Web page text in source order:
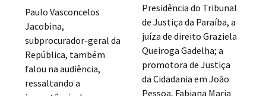
Paulo Vasconcelos
Jacobina,
subprocurador-geral da
República, também
falou na audiência,
ressaltando a
Presidência do Tribunal
de Justiça da Paraíba, a
juíza de direito Graziela
Queiroga Gadelha; a
promotora de Justiça
da Cidadania em João
Pessoa, Fabiana Maria